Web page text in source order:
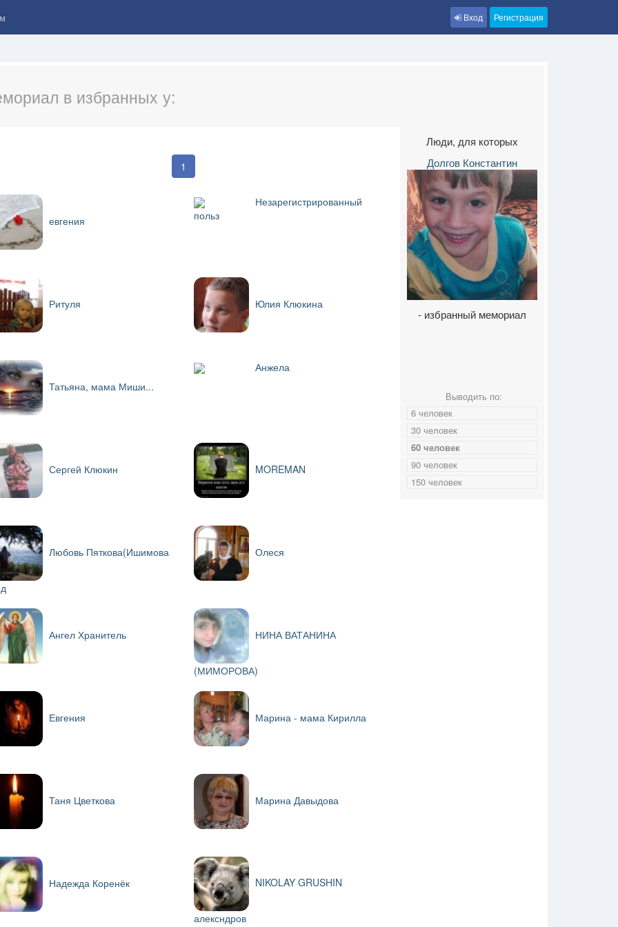
Вход Регистрация
в избранных у:
1
евгения
Незарегистрированный
польз
Ритуля Юлия Клюкина
Татьяна, мама Миши...
Анжела
Сергей Клюкин MOREMAN
Любовь Пяткова(Ишимова Олеся
Ангел Хранитель НИНА ВАТАНИНА
(МИМОРОВА)
Евгения Марина - мама Кирилла
Таня Цветкова Марина Давыдова
Надежда Коренёк NIKOLAY GRUSHIN
алексндров
Люди, для которых
Долгов Константин
- избранный мемориал
Выводить по:
6 человек
30 человек
60 человек
90 человек
150 человек